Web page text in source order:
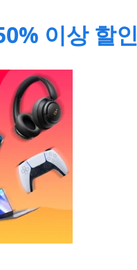
이상 할인